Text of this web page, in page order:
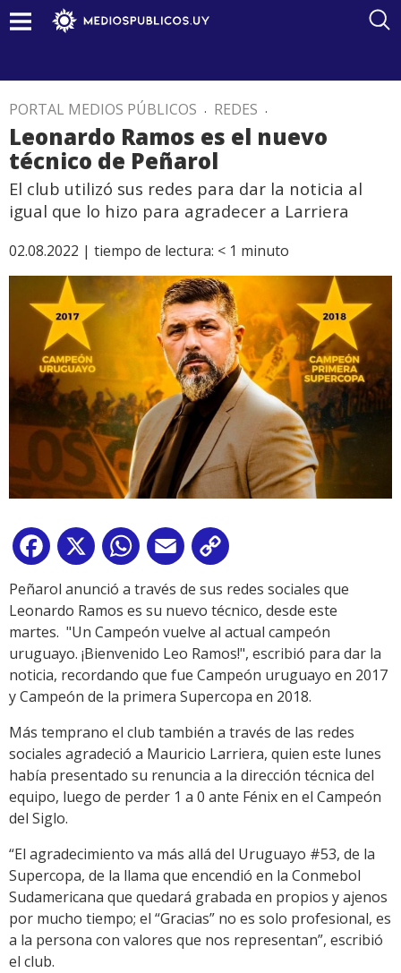
PORTAL MEDIOS PÚBLICOS . REDES .
Leonardo Ramos es el nuevo
técnico de Peñarol
El club utilizó sus redes para dar la noticia al
igual que lo hizo para agradecer a Larriera
02.08.2022 | tiempo de lectura: < 1 minuto
Facebook
X WhatsApp
Email
Link
Peñarol anunció a través de sus redes sociales que
Leonardo Ramos es su nuevo técnico, desde este
martes. "Un Campeón vuelve al actual campeón
uruguayo. ¡Bienvenido Leo Ramos!", escribió para dar la
noticia, recordando que fue Campeón uruguayo en 2017
y Campeón de la primera Supercopa en 2018.
Más temprano el club también a través de las redes
sociales agradeció a Mauricio Larriera, quien este lunes
había presentado su renuncia a la dirección técnica del
equipo, luego de perder 1 a 0 ante Fénix en el Campeón
del Siglo.
“El agradecimiento va más allá del Uruguayo #53, de la
Supercopa, de la llama que encendió en la Conmebol
Sudamericana que quedará grabada en propios y ajenos
por mucho tiempo; el “Gracias” no es solo profesional, es
a la persona con valores que nos representan”, escribió
el club.